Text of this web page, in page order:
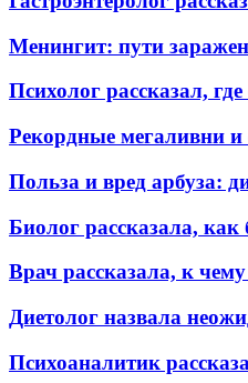
Менингит: пути
Психолог рассказал,
Рекордные мегаливни
Польза и вред арбуза:
Биолог рассказала,
Врач рассказала, к
Диетолог назвала
Психоаналитик